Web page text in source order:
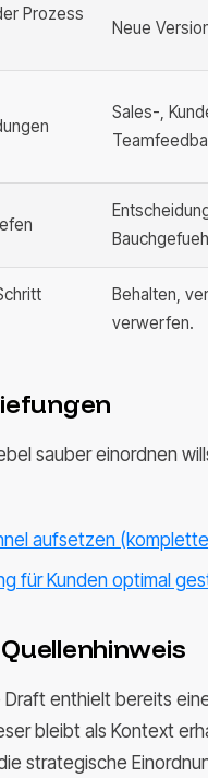
Prozess
Neue
Sales-,
Behalten,
verwerfen.
sauber einordnen
aufsetzen
für Kunden optimal
Draft enthielt bereits
bleibt als Kontext
strategische